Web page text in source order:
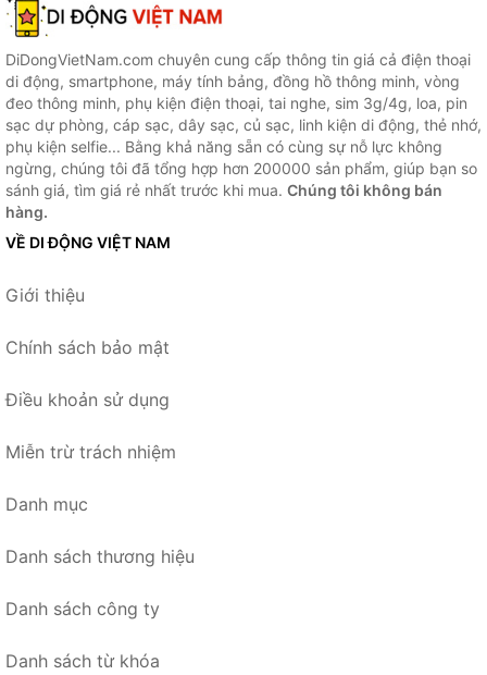
DiDongVietNam.com chuyên cung cấp thông tin giá cả điện thoại
di động, smartphone, máy tính bảng, đồng hồ thông minh, vòng
đeo thông minh, phụ kiện điện thoại, tai nghe, sim 3g/4g, loa, pin
sạc dự phòng, cáp sạc, dây sạc, củ sạc, linh kiện di động, thẻ nhớ,
phụ kiện selfie... Bằng khả năng sẵn có cùng sự nỗ lực không
ngừng, chúng tôi đã tổng hợp hơn 200000 sản phẩm, giúp bạn so
sánh giá, tìm giá rẻ nhất trước khi mua. Chúng tôi không bán
hàng.
VỀ DI ĐỘNG VIỆT NAM
Giới thiệu
Chính sách bảo mật
Điều khoản sử dụng
Miễn trừ trách nhiệm
Danh mục
Danh sách thương hiệu
Danh sách công ty
Danh sách từ khóa